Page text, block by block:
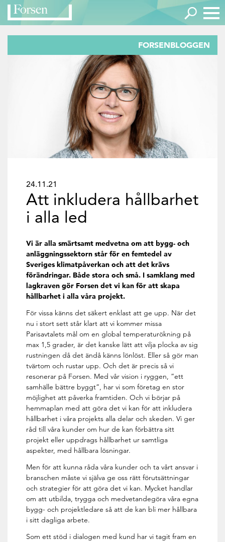
FORSENBLOGGEN
24.11.21
Att inkludera hållbarhet
i alla led
Vi är alla smärtsamt medvetna om att bygg- och
anläggningssektorn står för en femtedel av
Sveriges klimatpåverkan och att det krävs
förändringar. Både stora och små. I samklang med
lagkraven gör Forsen det vi kan för att skapa
hållbarhet i alla våra projekt.
För vissa känns det säkert enklast att ge upp. När det
nu i stort sett står klart att vi kommer missa
Parisavtalets mål om en global temperaturökning på
max 1,5 grader, är det kanske lätt att vilja plocka av sig
rustningen då det ändå känns lönlöst. Eller så gör man
tvärtom och rustar upp. Och det är precis så vi
resonerar på Forsen. Med vår vision i ryggen, ”ett
samhälle bättre byggt”, har vi som företag en stor
möjlighet att påverka framtiden. Och vi börjar på
hemmaplan med att göra det vi kan för att inkludera
hållbarhet i våra projekts alla delar och skeden. Vi ger
råd till våra kunder om hur de kan förbättra sitt
projekt eller uppdrags hållbarhet ur samtliga
aspekter, med hållbara lösningar.
Men för att kunna råda våra kunder och ta vårt ansvar i
branschen måste vi själva ge oss rätt förutsättningar
och strategier för att göra det vi kan. Mycket handlar
om att utbilda, trygga och medvetandegöra våra egna
bygg- och projektledare så att de kan bli mer hållbara
i sitt dagliga arbete.
Som ett stöd i dialogen med kund har vi tagit fram en